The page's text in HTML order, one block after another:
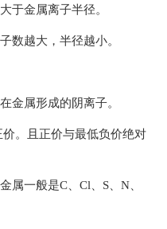
于金属离子半径。
越大，半径越小。
属形成的阴离子。
。且正价与最低负价绝对
一般是C、Cl、S、N、